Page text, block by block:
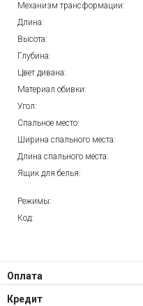
Механизм трансформации:
Длина:
Высота:
Глубина:
Цвет дивана:
Материал обивки:
Угол:
Спальное место:
Ширина спального места:
Длина спального места:
Ящик для белья:
Режимы:
Код:
Оплата
Кредит